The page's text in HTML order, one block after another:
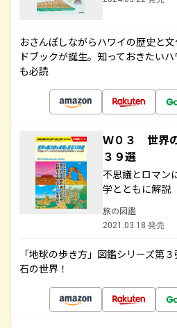
おさんぽしながらハワイの歴史と
ドブックが誕生。知っておきたい
も必読
Ｗ０３ 世界
３９選
不思議とロマン
学とともに解説
旅の図鑑
2021.03.18 発売
「地球の歩き方」図鑑シリーズ第
石の世界！